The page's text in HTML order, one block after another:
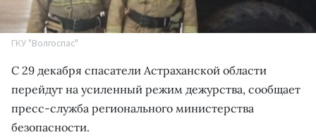
ГКУ "Волгоспас"
С 29 декабря спасатели Астраханской области
перейдут на усиленный режим дежурства, сообщает
пресс-служба регионального министерства
безопасности.